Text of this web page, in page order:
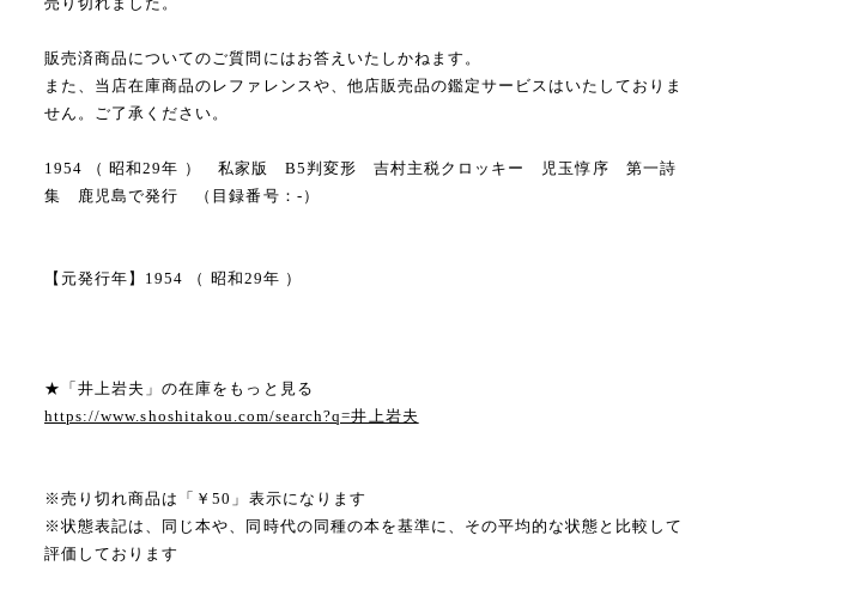
販売済商品についてのご質問にはお答えいたしかねます。
また、当店在庫商品のレファレンスや、他店販売品の鑑定サービスはいたしておりま
せん。ご了承ください。
1954 （ 昭和29年 ） 私家版 B5判変形 吉村主税クロッキー 児玉惇序 第一詩
集 鹿児島で発行 （目録番号：-）
【元発行年】1954 （ 昭和29年 ）
★「井上岩夫」の在庫をもっと見る
https://www.shoshitakou.com/search?q=井上岩夫
※売り切れ商品は「￥50」表示になります
※状態表記は、同じ本や、同時代の同種の本を基準に、その平均的な状態と比較して
評価しております